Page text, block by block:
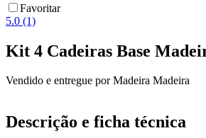
Favoritar
5.0 (1)
Kit 4 Cadeiras Base
Vendido e entregue por Madeira Madeira
Descrição e ficha técnica